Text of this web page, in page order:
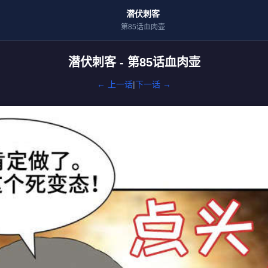
潜伏刺客
第85话血肉壶
潜伏刺客 - 第85话血肉壶
← 上一话|下一话 →